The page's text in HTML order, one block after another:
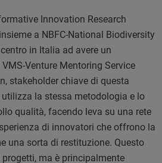
Innovation Research
a NBFC-National Biodiversity
in Italia ad avere un
Venture Mentoring Service
stakeholder chiave di questa
la stessa metodologia e lo
qualità, facendo leva su una rete
di innovatori che offrono la
una sorta di restituzione. Questo
ma è principalmente